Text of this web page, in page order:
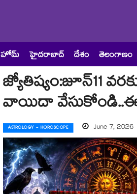
హోమ్ హైదరాబాద్ దేశం తెలంగాణం
జ్యోతిష్యం:జూన్11
వాయిదా వేసుకోండి..ఈ
ASTROLOGY - HOROSCOPE June 7, 2026